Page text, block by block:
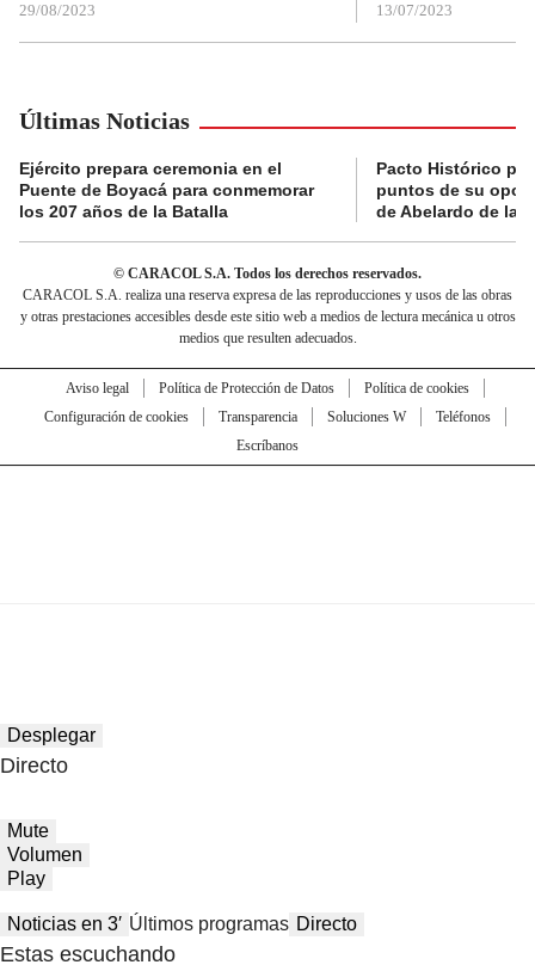
29/08/2023 13/07/2023
Últimas Noticias
Ejército prepara ceremonia en el
Puente de Boyacá para conmemorar
los 207 años de la Batalla
Pacto Histórico
puntos de su
de Abelardo de la
© CARACOL S.A. Todos los derechos reservados.
CARACOL S.A. realiza una reserva expresa de las reproducciones y usos de las obras
y otras prestaciones accesibles desde este sitio web a medios de lectura mecánica u otros
medios que resulten adecuados.
Aviso legal Política de Protección de Datos
Política de cookies
Configuración de cookies
Transparencia Soluciones W
Teléfonos
Escríbanos
Desplegar
Directo
Mute
Volumen
Play
Noticias en 3′ Últimos programas Directo
Estas escuchando